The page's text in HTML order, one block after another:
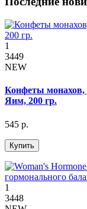
1
3449
NEW
Конфеты монахов,
Яим, 200 гр.
545 р.
Купить
1
3448